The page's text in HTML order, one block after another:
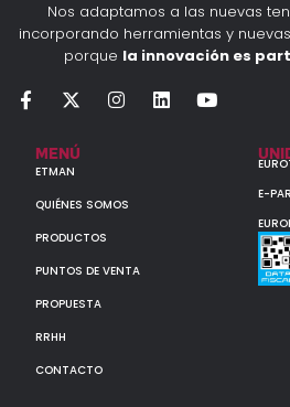
Nos adaptamos a las nuevas
incorporando herramientas y
porque la innovación es
MENÚ
ETMAN
QUIÉNES SOMOS
PRODUCTOS
PUNTOS DE VENTA
PROPUESTA
RRHH
CONTACTO
E-